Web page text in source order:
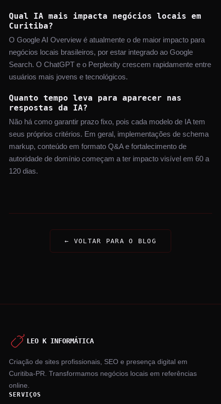
Qual IA mais impacta negócios locais em
Curitiba?
O Google AI Overview é atualmente o de maior impacto para
negócios locais brasileiros, por estar integrado ao Google
Search. O ChatGPT e o Perplexity crescem rapidamente entre
usuários mais jovens e tecnológicos.
Quanto tempo leva para aparecer nas
respostas da IA?
Não há como garantir prazo fixo, pois cada modelo de IA tem
seus próprios critérios. Em geral, implementações de schema
markup, conteúdo em formato Q&A e fortalecimento de
autoridade de domínio começam a ter impacto visível em 60 a
120 dias.
← VOLTAR PARA O BLOG
LEO K INFORMÁTICA
Criação de sites profissionais, SEO e presença digital em
Curitiba-PR. Transformamos negócios locais em referências
online.
SERVIÇOS